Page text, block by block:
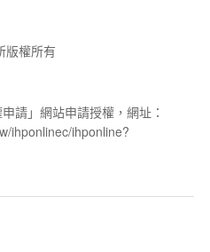
版權所有
請」網站申請授權，網址：
ihponlinec/ihponline?